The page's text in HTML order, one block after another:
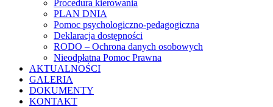
Procedura kierowania
PLAN DNIA
Pomoc psychologiczno-pedagogiczna
Deklaracja dostępności
RODO – Ochrona danych osobowych
Nieodpłatna Pomoc Prawna
AKTUALNOŚCI
GALERIA
DOKUMENTY
KONTAKT